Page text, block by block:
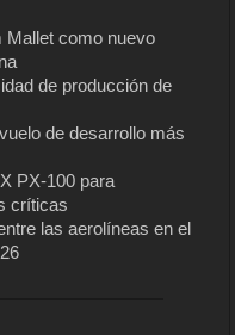
Mallet como nuevo
de producción de
de desarrollo más
PX-100 para
críticas
las aerolíneas en el